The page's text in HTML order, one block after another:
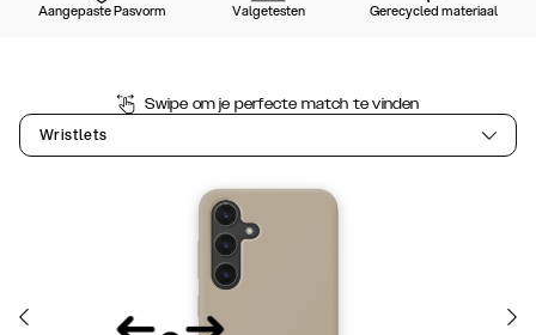
Aangepaste Pasvorm Valgetesten Gerecycled materiaal
Swipe om je perfecte match te vinden
Wristlets